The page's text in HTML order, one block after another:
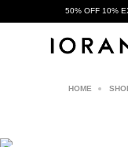
50% OFF 10%